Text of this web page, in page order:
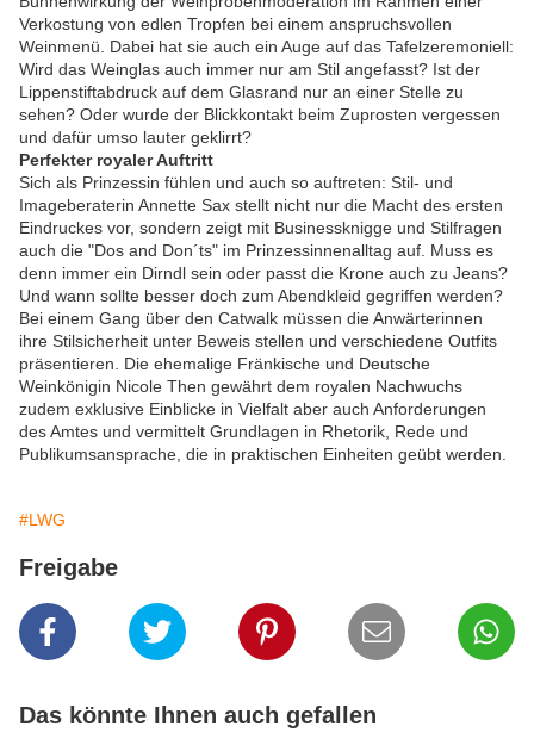
Verkostung von edlen Tropfen bei einem anspruchsvollen
Weinmenü. Dabei hat sie auch ein Auge auf das Tafelzeremoniell:
Wird das Weinglas auch immer nur am Stil angefasst? Ist der
Lippenstiftabdruck auf dem Glasrand nur an einer Stelle zu
sehen? Oder wurde der Blickkontakt beim Zuprosten vergessen
und dafür umso lauter geklirrt?
Perfekter royaler Auftritt
Sich als Prinzessin fühlen und auch so auftreten: Stil- und
Imageberaterin Annette Sax stellt nicht nur die Macht des ersten
Eindruckes vor, sondern zeigt mit Businessknigge und Stilfragen
auch die "Dos and Don´ts" im Prinzessinnenalltag auf. Muss es
denn immer ein Dirndl sein oder passt die Krone auch zu Jeans?
Und wann sollte besser doch zum Abendkleid gegriffen werden?
Bei einem Gang über den Catwalk müssen die Anwärterinnen
ihre Stilsicherheit unter Beweis stellen und verschiedene Outfits
präsentieren. Die ehemalige Fränkische und Deutsche
Weinkönigin Nicole Then gewährt dem royalen Nachwuchs
zudem exklusive Einblicke in Vielfalt aber auch Anforderungen
des Amtes und vermittelt Grundlagen in Rhetorik, Rede und
Publikumsansprache, die in praktischen Einheiten geübt werden.
#LWG
Freigabe
Das könnte Ihnen auch gefallen